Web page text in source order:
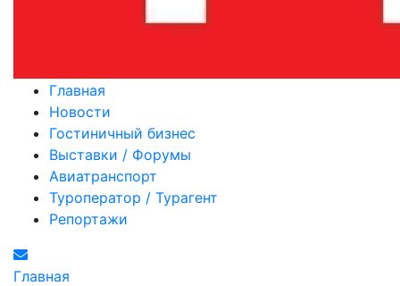
Главная
Новости
Гостиничный бизнес
Выставки / Форумы
Авиатранспорт
Туроператор / Турагент
Репортажи
Главная